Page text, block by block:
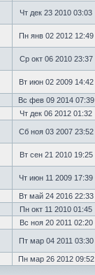
Чт дек 23 2010 03:03
Пн янв 02 2012 12:49
Ср окт 06 2010 23:37
Вт июн 02 2009 14:42
Вс фев 09 2014 07:39
Чт дек 06 2012 01:32
Сб ноя 03 2007 23:52
Вт сен 21 2010 19:25
Чт июн 11 2009 17:39
Вт май 24 2016 22:33
Пн окт 11 2010 01:45
Вс ноя 20 2011 02:20
Пт мар 04 2011 03:30
Пн мар 26 2012 09:52